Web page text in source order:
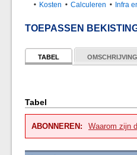
Kosten Calculeren Infra
TOEPASSEN
TABEL OMSCHRIJVING
Tabel
ABONNEREN: Waarom zijn